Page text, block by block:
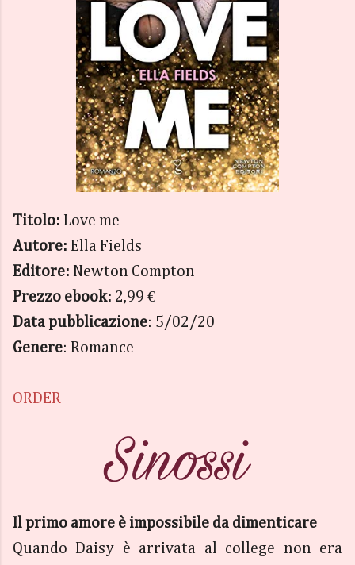
Titolo: Love me
Autore: Ella Fields
Editore: Newton Compton
Prezzo ebook: 2,99 €
Data pubblicazione: 5/02/20
Genere: Romance
ORDER
Il primo amore è impossibile da dimenticare
Quando Daisy è arrivata al college non era